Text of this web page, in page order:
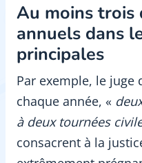
Au moins trois
annuels dans
principales
Par exemple, le juge
chaque année, «
à deux tournées
consacrent à la